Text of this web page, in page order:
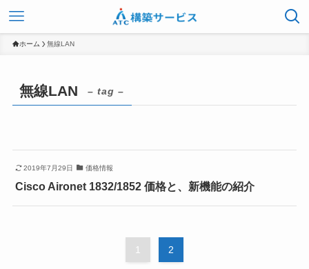
ホーム 無線LAN
無線LAN – tag –
2019年7月29日 価格情報
Cisco Aironet 1832/1852 価格と、新機能の紹介
1 2